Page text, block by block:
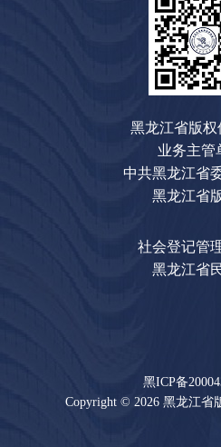
黑龙江省版权
业务主管
中共黑龙江省
黑龙江省
社会登记管
黑龙江省
黑ICP备
Copyright © 2026 黑龙江省